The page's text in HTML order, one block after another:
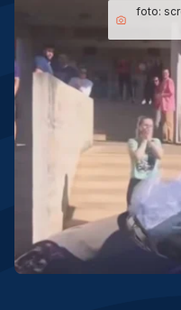
foto: